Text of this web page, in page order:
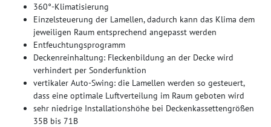
360°-Klimatisierung
Einzelsteuerung der Lamellen, dadurch kann das Klima dem
jeweiligen Raum entsprechend angepasst werden
Entfeuchtungsprogramm
Deckenreinhaltung: Fleckenbildung an der Decke wird
verhindert per Sonderfunktion
vertikaler Auto-Swing: die Lamellen werden so gesteuert,
dass eine optimale Luftverteilung im Raum geboten wird
sehr niedrige Installationshöhe bei Deckenkassettengrößen
35B bis 71B